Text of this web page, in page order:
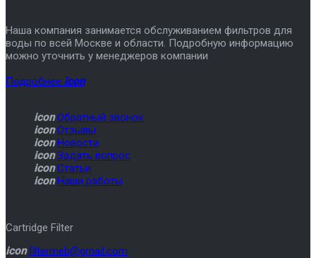
Наша компания занимается обслуживанием фильтров для
воды по всей Москве и области. Подробную информацию
можно уточнить у менеджеров компании
Подробнее icon
icon Обратный звонок
icon Отзывы
icon Новости
icon Задать вопрос
icon Статьи
icon Наши работы
Cartridge Filter
icon filtermeb@gmail.com